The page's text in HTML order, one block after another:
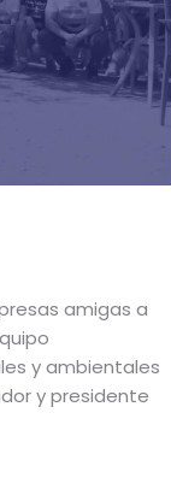
amigas a
y ambientales
y presidente